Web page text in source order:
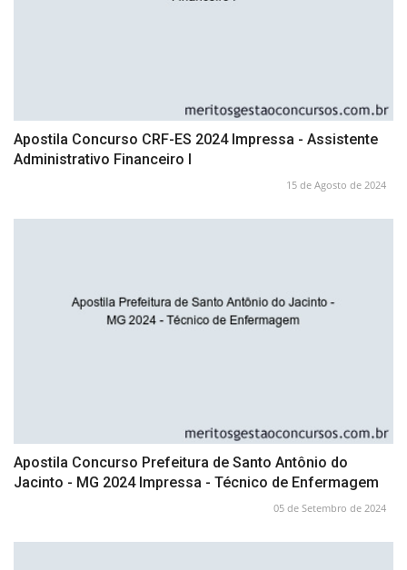
Apostila Concurso CRF-ES 2024 Impressa - Assistente
Administrativo Financeiro I
15 de Agosto de 2024
Apostila Concurso Prefeitura de Santo Antônio do
Jacinto - MG 2024 Impressa - Técnico de Enfermagem
05 de Setembro de 2024